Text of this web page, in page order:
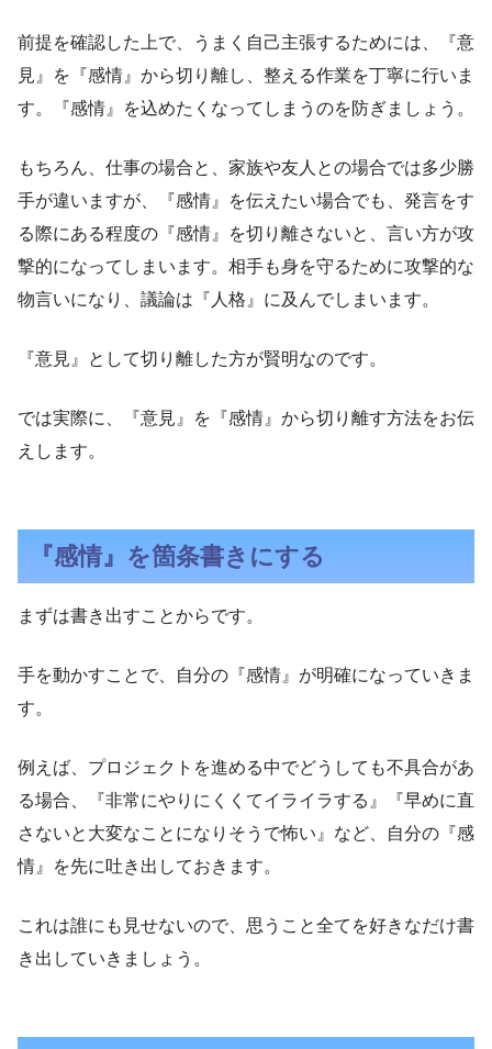
前提を確認した上で、うまく自己主張するためには、『意
見』を『感情』から切り離し、整える作業を丁寧に行いま
す。『感情』を込めたくなってしまうのを防ぎましょう。
もちろん、仕事の場合と、家族や友人との場合では多少勝
手が違いますが、『感情』を伝えたい場合でも、発言をす
る際にある程度の『感情』を切り離さないと、言い方が攻
撃的になってしまいます。相手も身を守るために攻撃的な
物言いになり、議論は『人格』に及んでしまいます。
『意見』として切り離した方が賢明なのです。
では実際に、『意見』を『感情』から切り離す方法をお伝
えします。
『感情』を箇条書きにする
まずは書き出すことからです。
手を動かすことで、自分の『感情』が明確になっていきま
す。
例えば、プロジェクトを進める中でどうしても不具合があ
る場合、『非常にやりにくくてイライラする』『早めに直
さないと大変なことになりそうで怖い』など、自分の『感
情』を先に吐き出しておきます。
これは誰にも見せないので、思うこと全てを好きなだけ書
き出していきましょう。